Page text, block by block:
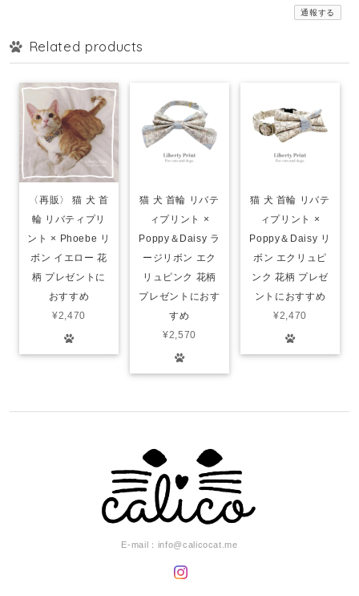
通報する
Related products
〈再販〉 猫 犬 首
輪 リバティプリ
ント × Phoebe リ
ボン イエロー 花
柄 プレゼントに
おすすめ
¥2,470
猫 犬 首輪 リバテ
ィプリント ×
Poppy＆Daisy ラ
ージリボン エク
リュピンク 花柄
プレゼントにおす
すめ
¥2,570
猫 犬 首輪 リバテ
ィプリント ×
Poppy＆Daisy リ
ボン エクリュピ
ンク 花柄 プレゼ
ントにおすすめ
¥2,470
E-mail： info@calicocat.me